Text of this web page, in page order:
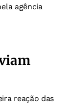
agência
reação das